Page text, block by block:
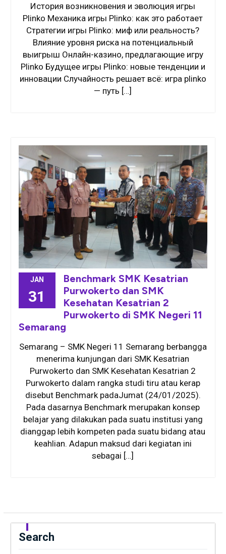
История возникновения и эволюция игры
Plinko Механика игры Plinko: как это работает
Стратегии игры Plinko: миф или реальность?
Влияние уровня риска на потенциальный
выигрыш Онлайн-казино, предлагающие игру
Plinko Будущее игры Plinko: новые тенденции и
инновации Случайность решает всё: игра plinko
— путь […]
JAN
31
Benchmark SMK Kesatrian
Purwokerto dan SMK
Kesehatan Kesatrian 2
Purwokerto di SMK Negeri 11
Semarang
Semarang – SMK Negeri 11 Semarang berbangga
menerima kunjungan dari SMK Kesatrian
Purwokerto dan SMK Kesehatan Kesatrian 2
Purwokerto dalam rangka studi tiru atau kerap
disebut Benchmark padaJumat (24/01/2025).
Pada dasarnya Benchmark merupakan konsep
belajar yang dilakukan pada suatu institusi yang
dianggap lebih kompeten pada suatu bidang atau
keahlian. Adapun maksud dari kegiatan ini
sebagai […]
Search